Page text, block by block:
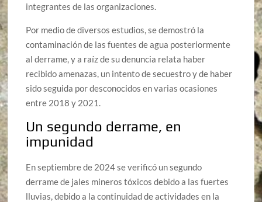
integrantes de las organizaciones.
Por medio de diversos estudios, se demostró la
contaminación de las fuentes de agua posteriormente
al derrame, y a raíz de su denuncia relata haber
recibido amenazas, un intento de secuestro y de haber
sido seguida por desconocidos en varias ocasiones
entre 2018 y 2021.
Un segundo derrame, en
impunidad
En septiembre de 2024 se verificó un segundo
derrame de jales mineros tóxicos debido a las fuertes
lluvias, debido a la continuidad de actividades en la